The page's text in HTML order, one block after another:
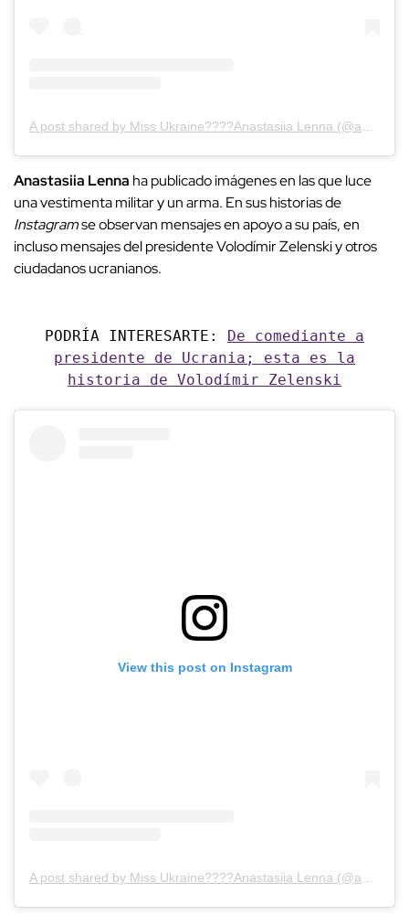
Anastasiia Lenna ha publicado imágenes en las que luce
una vestimenta militar y un arma. En sus historias de
Instagramse observan mensajes en apoyo a su país, en
incluso mensajes del presidente Volodímir Zelenski y otros
ciudadanos ucranianos.
PODRÍA INTERESARTE: De comediante a
presidente de Ucrania; esta es la
historia de Volodímir Zelenski
View this post on Instagram